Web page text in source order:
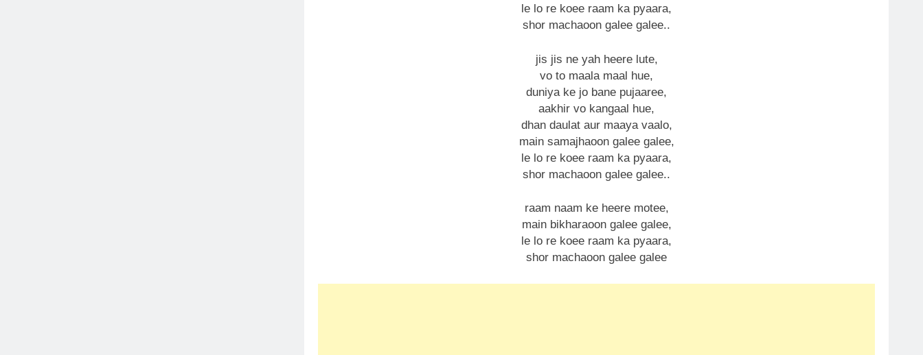
le lo re koee raam ka pyaara,
shor machaoon galee galee..
jis jis ne yah heere lute,
vo to maala maal hue,
duniya ke jo bane pujaaree,
aakhir vo kangaal hue,
dhan daulat aur maaya vaalo,
main samajhaoon galee galee,
le lo re koee raam ka pyaara,
shor machaoon galee galee..
raam naam ke heere motee,
main bikharaoon galee galee,
le lo re koee raam ka pyaara,
shor machaoon galee galee